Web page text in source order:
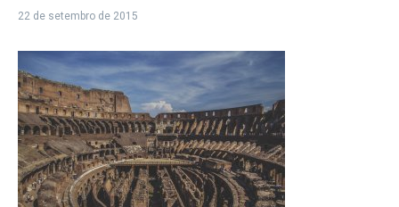
22 de setembro de 2015